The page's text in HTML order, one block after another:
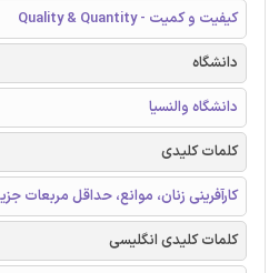
کیفیت و کمیت - Quality & Quantity
دانشگاه
دانشگاه والنسیا
کلمات کلیدی
کارآفرینی زنان، موانع، حداقل مربعات
کلمات کلیدی انگلیسی